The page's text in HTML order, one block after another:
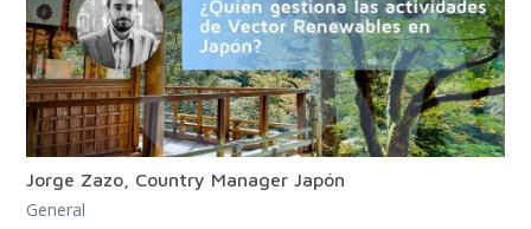
Jorge Zazo, Country Manager Japón
General